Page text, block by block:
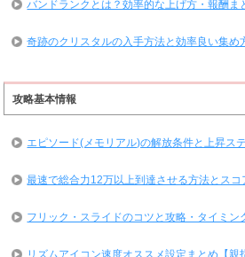
バンドランクとは？効率的な上げ方・報酬ま
奇跡のクリスタルの入手方法と効率良い集め
攻略基本情報
エピソード(メモリアル)の解放条件と上昇ス
最速で総合力12万以上到達させる方法とスコ
フリック・スライドのコツと攻略・タイミン
リズムアイコン速度オススメ設定まとめ【親